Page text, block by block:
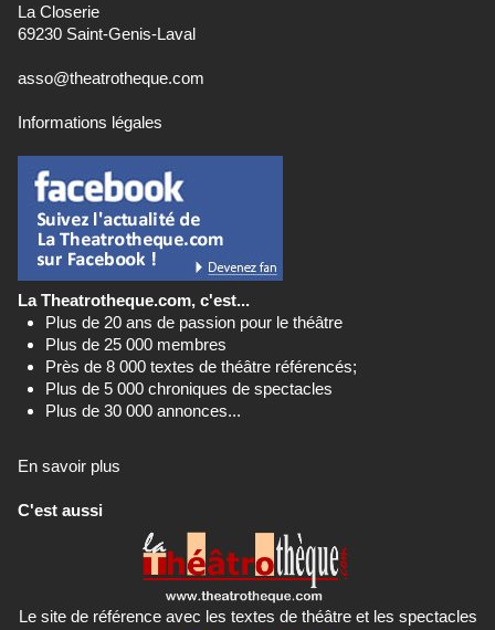
La Closerie
69230 Saint-Genis-Laval
asso@theatrotheque.com
Informations légales
La Theatrotheque.com, c'est...
Plus de 20 ans de passion pour le théâtre
Plus de 25 000 membres
Près de 8 000 textes de théâtre référencés;
Plus de 5 000 chroniques de spectacles
Plus de 30 000 annonces...
En savoir plus
C'est aussi
Le site de référence avec les textes de théâtre et les spectacles